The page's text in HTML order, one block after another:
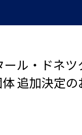
ール・ドネ
追加決定の